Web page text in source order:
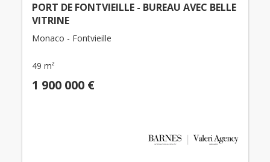
PORT DE FONTVIEILLE - BUREAU AVEC BELLE
VITRINE
Monaco - Fontvieille
49 m²
1 900 000 €